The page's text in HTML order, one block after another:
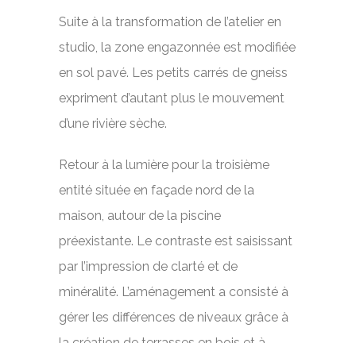
Suite à la transformation de l’atelier en
studio, la zone engazonnée est modifiée
en sol pavé. Les petits carrés de gneiss
expriment d’autant plus le mouvement
d’une rivière sèche.
Retour à la lumière pour la troisième
entité située en façade nord de la
maison, autour de la piscine
préexistante. Le contraste est saisissant
par l’impression de clarté et de
minéralité. L’aménagement a consisté à
gérer les différences de niveaux grâce à